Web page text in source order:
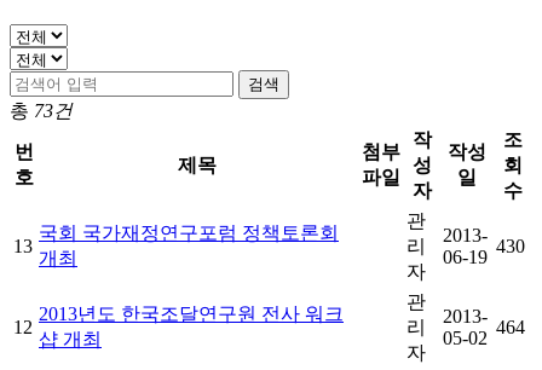
검색
총 73건
번
호
제목
첨부
파일
작
성
자
작성
일
조
회
수
13
국회 국가재정연구포럼 정책토론회
개최
관
리
자
2013-
06-19
430
12
2013년도 한국조달연구원 전사 워크
샵 개최
관
리
자
2013-
05-02
464